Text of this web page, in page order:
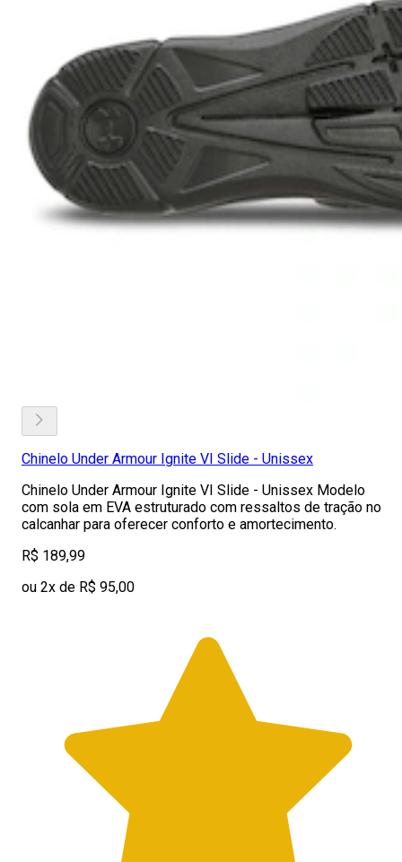
Chinelo Under Armour Ignite VI Slide - Unissex
Chinelo Under Armour Ignite VI Slide - Unissex Modelo
com sola em EVA estruturado com ressaltos de tração no
calcanhar para oferecer conforto e amortecimento.
R$ 189,99
ou 2x de R$ 95,00